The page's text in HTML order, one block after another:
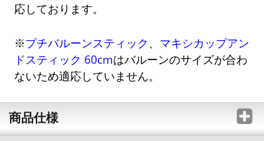
応しております。
※プチバルーンスティック 、 マキシカップアン
ドスティック 60cmはバルーンのサイズが合わ
ないため適応していません。
商品仕様